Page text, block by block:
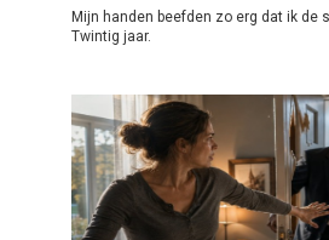
Mijn handen beefden zo erg dat ik de
Twintig jaar.